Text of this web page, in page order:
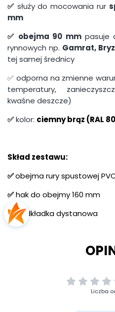
✅ służy do mocowania rur
mm
✅ obejma 90 mmpasuje
rynnowych np. Gamrat,
tej samej średnicy
✅ odporna na zmienne
temperatury,
kwaśne deszcze)
✅kolor: ciemny brąz (RAL
Skład zestawu:
✅obejma rury spustowej
✅hak do obejmy 160 mm
✅podkładka dystanowa
Liczba